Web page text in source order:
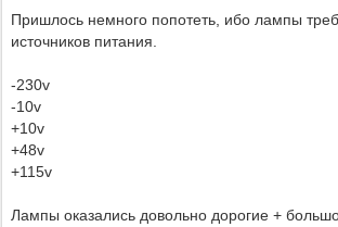
Пришлось немного попотеть, ибо лампы
источников питания.
-230v
-10v
+10v
+48v
+115v
Лампы оказались довольно дорогие +